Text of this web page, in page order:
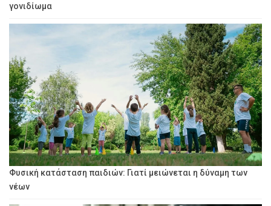
γονιδίωμα
Φυσική κατάσταση παιδιών: Γιατί μειώνεται η δύναμη των
νέων